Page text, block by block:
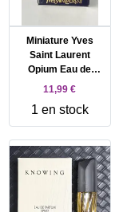
Miniature Yves
Saint Laurent
Opium Eau de
toilette 7,5mL
11,99 €
1 en stock